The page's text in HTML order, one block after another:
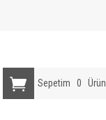
Sepetim 0 Ürün